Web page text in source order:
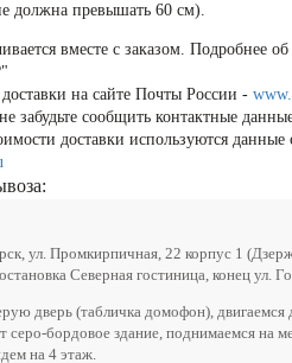
должна превышать 60 см).
вместе с заказом. Подробнее об
на сайте Почты России -
забудьте сообщить контактные
доставки используются данные
ул. Промкирпичная, 22 корпус 1
Северная гостиница, конец ул.
дверь (табличка домофон), двигаемся
серо-бордовое здание, поднимаемся на
на 4 этаж.